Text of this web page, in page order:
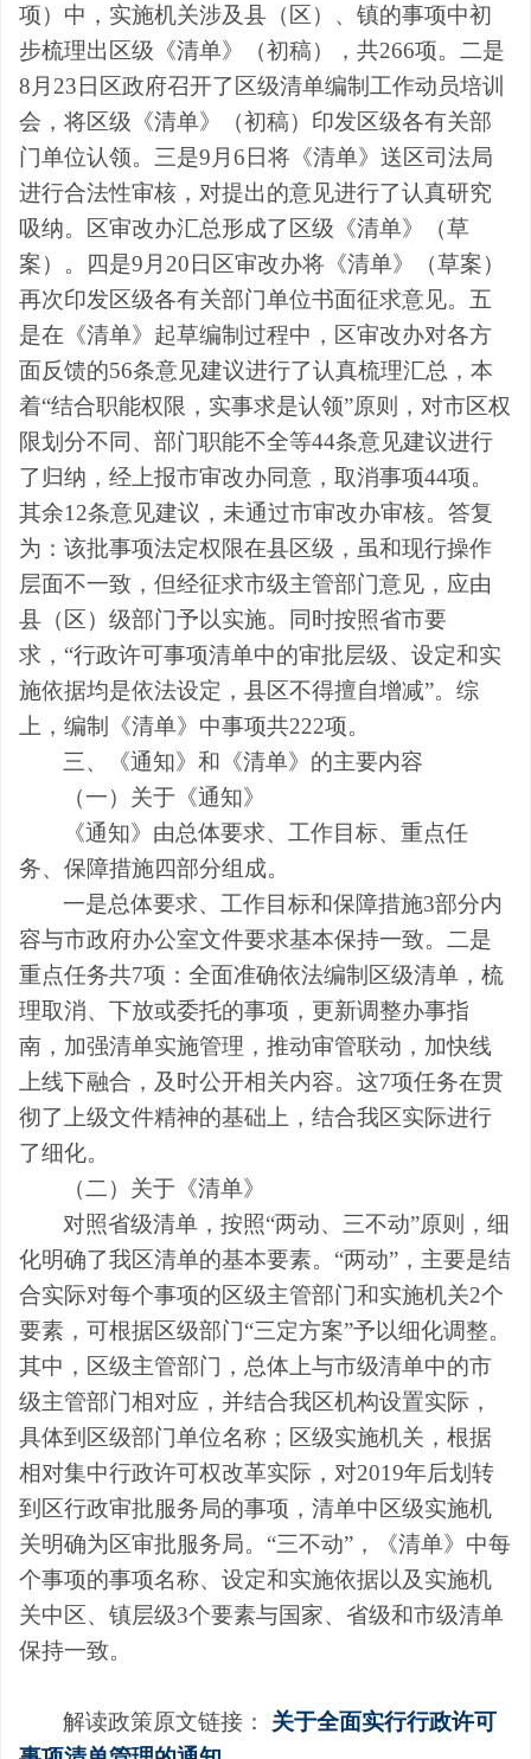
项）中，实施机关涉及县（区）、镇的事项中初
步梳理出区级《清单》（初稿），共266项。 二是
8 月 23 日区政府召开了区级清单编制工作动员培训
会，将区级《清单》（初稿）印发区级各有关部
门单位认领。 三是9 月 6 日将《清单》送区司法局
进行合法性审核，对提出的意见进行了认真研究
吸纳。区审改办汇总形成了区级《清单》（草
案）。
四是9 月 20 日区审改办将《清单》（草案）
再次印发区级各有关部门单位书面征求意见。 五
是在《清单》起草编制过程中，区审改办对各方
面反馈的56条意见建议进行了认真梳理汇总，本
着“结合职能权限，实事求是认领”原则，对市区权
限划分不同、部门职能不全等44条意见建议进行
了归纳，经上报市审改办同意，取消事项44项。
其余12条意见建议，未通过市审改办审核。答复
为：该批事项法定权限在县区级，虽和现行操作
层面不一致，但经征求市级主管部门意见，应由
县（区）级部门予以实施。同时按照省市要
求， “行政许可事项清单中的审批层级、设定和实
施依据均是依法设定，县区不得擅自增减”。 综
上，编制《清单》中事项共222项。
三、《通知》和《清单》的主要内容
（一）关于《通知》
《通知》由总体要求、工作目标、重点任
务、保障措施四部分组成。
一是总体要求、工作目标和保障措施3部分内
容与市政府办公室文件要求基本保持一致。 二是
重点任务共7项：全面准确依法编制区级清单，梳
理取消、下放或委托的事项，更新调整办事指
南，加强清单实施管理，推动审管联动，加快线
上线下融合，及时公开相关内容。这7项任务在贯
彻了上级文件精神的基础上，结合我区实际进行
了细化。
（二） 关于《清单》
对照省级清单，按照“两动、三不动”原则，细
化明确了我区清单的基本要素。 “两动” ， 主要是结
合实际对每个事项的区级主管部门和实施机关2个
要素，可根据区级部门“三定方案”予以细化调整。
其中，区级主管部门，总体上与市级清单中的市
级主管部门相对应，并结合我区机构设置实际，
具体到区级部门单位名称；区级实施机关，根据
相对集中行政许可权改革实际，对2019年后划转
到区行政审批服务局的事项，清单中区级实施机
关明确为区审批服务局。 “三不动” ，
《清单》中每
个事项的事项名称、设定和实施依据以及实施机
关中区、镇层级3个要素与国家、省级和市级清单
保持一致。
解读政策原文链接：
关于全面实行行政许可